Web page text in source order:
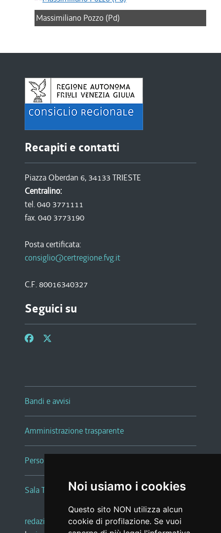
Noi usiamo i cookies
Questo sito NON utilizza alcun
cookie di profilazione. Se vuoi
Massimiliano Pozzo (Pd)
Recapiti e contatti
Piazza Oberdan 6, 34133 TRIESTE
Centralino:
tel. 040 3771111
fax. 040 3773190
Posta certificata:
consiglio@certregione.fvg.it
C.F. 80016340327
Seguici su
Bandi e avvisi
Amministrazione trasparente
Persone e Uffici
Sala Tiziano Tessitori
redazione web |note legali |glossario